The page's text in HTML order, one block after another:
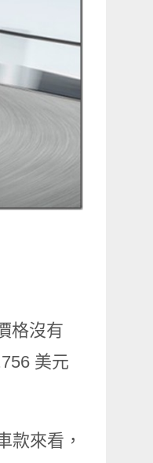
格沒有
美元
款來看，